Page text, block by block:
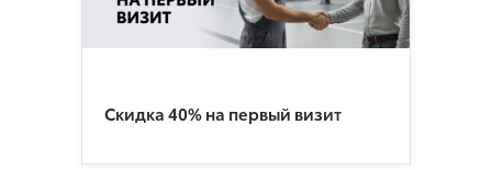
Скидка 40% на первый визит